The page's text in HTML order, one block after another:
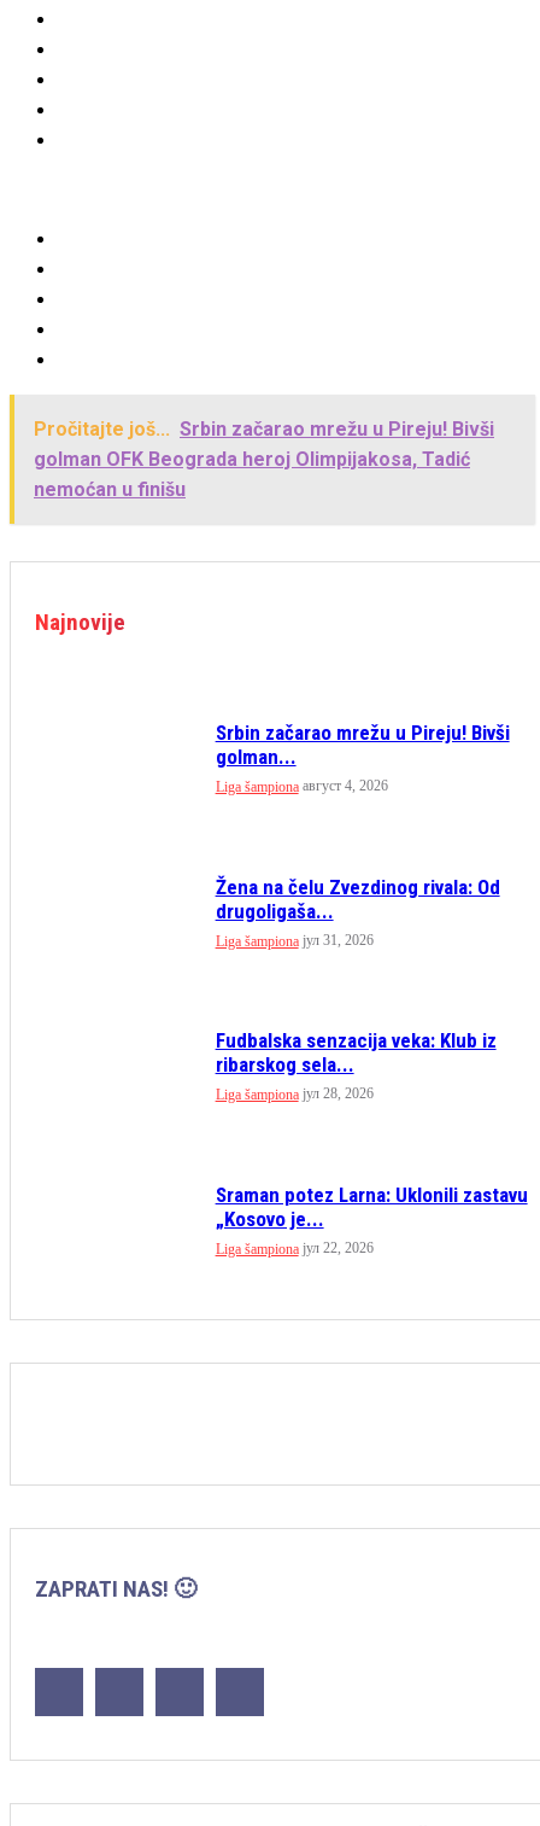
Pročitajte još... Srbin začarao mrežu u Pireju! Bivši
golman OFK Beograda heroj Olimpijakosa, Tadić
nemoćan u finišu
Najnovije
Srbin začarao mrežu u Pireju! Bivši
golman...
Liga šampiona август 4, 2026
Žena na čelu Zvezdinog rivala: Od
drugoligaša...
Liga šampiona јул 31, 2026
Fudbalska senzacija veka: Klub iz
ribarskog sela...
Liga šampiona јул 28, 2026
Sraman potez Larna: Uklonili zastavu
„Kosovo je...
Liga šampiona јул 22, 2026
ZAPRATI NAS! 🙂